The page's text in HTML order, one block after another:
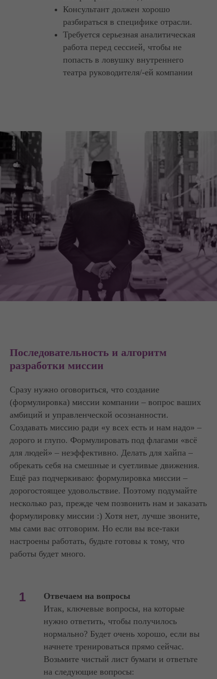
Консультант должен хорошо
разбираться в специфике отрасли.
Требуется серьезная аналитическая
работа перед сессией, чтобы не
попасть в ловушку внутреннего
театра руководителя/-ей компании
Последовательность и алгоритм
разработки миссии
Сразу нужно оговориться, что создание
(формулировка) миссии компании – вопрос ваших
амбиций и управленческой осознанности.
Создавать миссию ради «у всех есть и нам надо» –
дорого и глупо. Формулировать под флагами «всё
для людей» – неэффективно. Делать для хайпа –
обрекать себя на смешные и суетливые движения.
Ещё раз подчеркиваю: формулировка миссии –
дорогостоящее удовольствие. Поэтому подумайте
несколько раз, прежде чем позвонить нам и заказать
формулировку миссии :) Хотя нет, лучше звоните,
мы сами вас отговорим. Но если вы все-таки
настроены работать, будьте готовы к тому, что
работы будет много.
1
Отвечаем на вопросы
Итак, ключевые вопросы, на которые
нужно ответить, чтобы получилось
нормально? Будет очень хорошо, если вы
начнете тренироваться прямо сейчас.
Возьмите чистый лист бумаги и ответьте
на следующие вопросы: